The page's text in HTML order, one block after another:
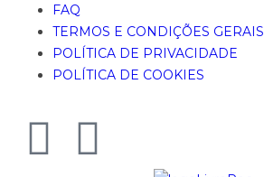
FAQ
TERMOS E CONDIÇÕES GERAIS
POLÍTICA DE PRIVACIDADE
POLÍTICA DE COOKIES